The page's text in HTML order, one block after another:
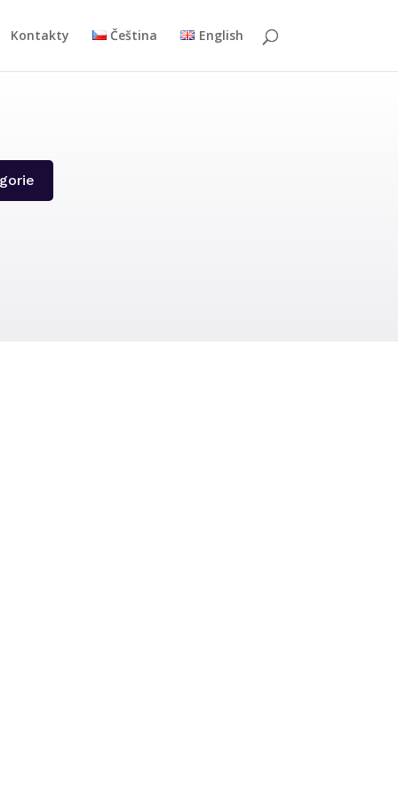
Kontakty Čeština English